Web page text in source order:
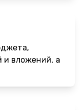
и вложений, а